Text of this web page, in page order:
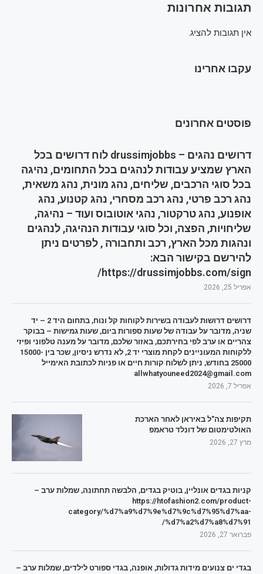
תגובות אחרונות
אין תגובות להציג.
עקבו אחרינו
פוסטים אחרונים
דרושים נהגים – drussimjobbs לוח דרושים בכל
הארץ שמציע עבודות לנהגים בכל התחומים, נהיגה
בכל סוגי הרכבים, שליחים, נהג מונית, נהג משאית,
נהג רכב פרטי, נהג רכב מסחרי, נהג קטנוע, נהג
אופנוע, נהג טרקטור, נהגי אוטובוס ועוד – נהיגה,
שליחויות, הפצה, וכל סוגי עבודות הנהיגה, לנהגים
ונהגות מכל הארץ, רכב ותחבורה , לפרטים ניתן
להירשם בקישור הבא:
https://drussimjobbs.com/sign/
אפריל 25, 2026
דרושים דרושות לעבודה בשירות לקוחות קל ונוח, בתחום היד 2 – יד
שניה, מדובר על עבודה של שעות ספורות ביום, שעות גמישות – בבוקר
צהריים או ערב לפי בחירתכם, באזור שלכם, מדובר על מענה טלפוני ופיזי
ללקוחות המעוניינים לקחת מוצרי יד 2, לא נדרש ניסיון, שכר בין 15000-
25000 בחודש, ניתן לשלוח קורות חיים או פניות לכתובת האימייל
allwhatyouneed2024@gmail.com
אפריל 7, 2026
תקיפות צה"ל באיראן לאחר הארכת
האולטימטום של דונלד טראמפ
מרץ 27, 2026
קניות בגדים אונליין, בוטיק בגדים, הלבשה תחתונה, שמלות ערב –
https://htofashion2.com/product-
category/%d7%a9%d7%9e%d7%9c%d7%95%d7%aa-
%d7%a2%d7%a8%d7%91/
פברואר 27, 2026
בגדי ים צנועים מידות גדולות, אופנה, בגדי ספורט לילדים, שמלות ערב –